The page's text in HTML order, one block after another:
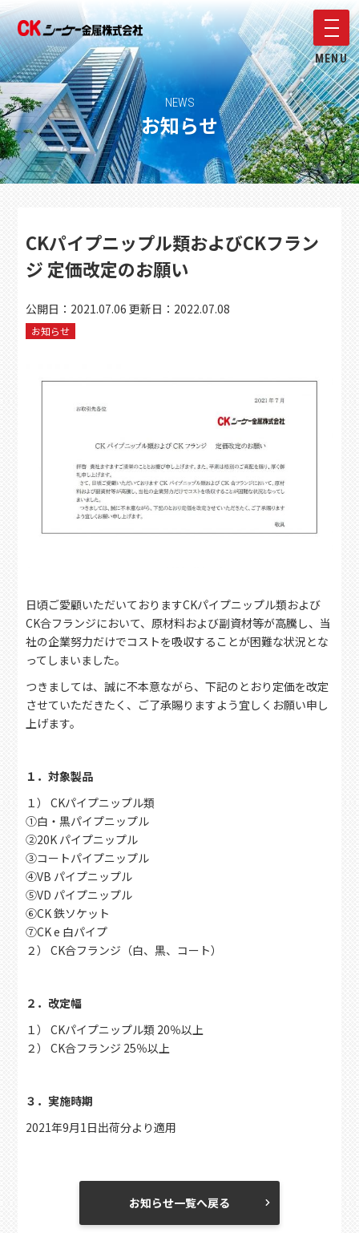
メニ
MENU
NEWS
お知らせ
CKパイプニップル類およびCKフラン
ジ 定価改定のお願い
公開日： 2021.07.06 更新日： 2022.07.08
お知らせ
日頃ご愛顧いただいておりますCKパイプニップル類および
CK合フランジにおいて、原材料および副資材等が高騰し、当
社の企業努力だけでコストを吸収することが困難な状況とな
ってしまいました。
つきましては、誠に不本意ながら、下記のとおり定価を改定
させていただきたく、ご了承賜りますよう宜しくお願い申し
上げます。
１．対象製品
１） CKパイプニップル類
①白・黒パイプニップル
②20K パイプニップル
③コートパイプニップル
④VB パイプニップル
⑤VD パイプニップル
⑥CK 鉄ソケット
⑦CK e 白パイプ
２） CK合フランジ（白、黒、コート）
２．改定幅
１） CKパイプニップル類 20％以上
２） CK合フランジ 25％以上
３．実施時期
2021年9月1日出荷分より適用
お知らせ一覧へ戻る